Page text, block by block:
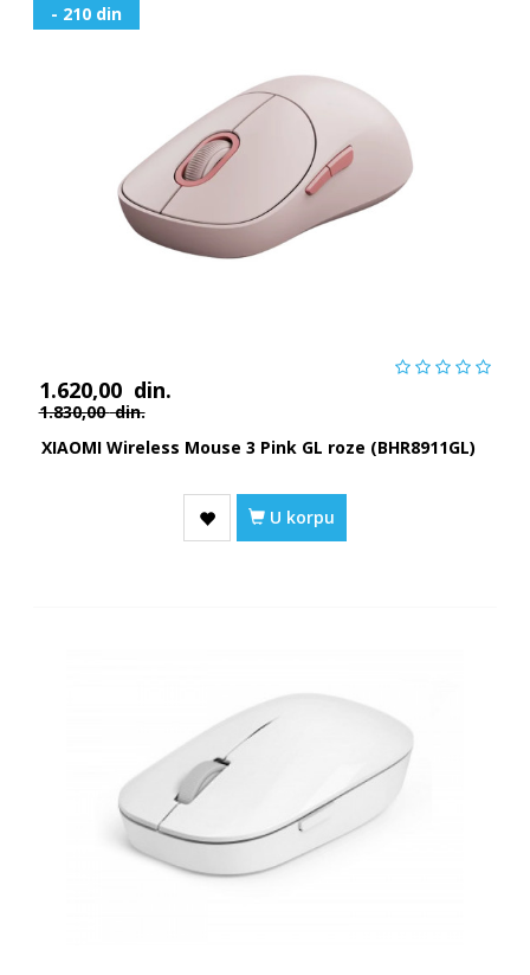
- 210 din
1.620,00 din.
1.830,00din.
XIAOMI Wireless Mouse 3 Pink GL roze (BHR8911GL)
U korpu